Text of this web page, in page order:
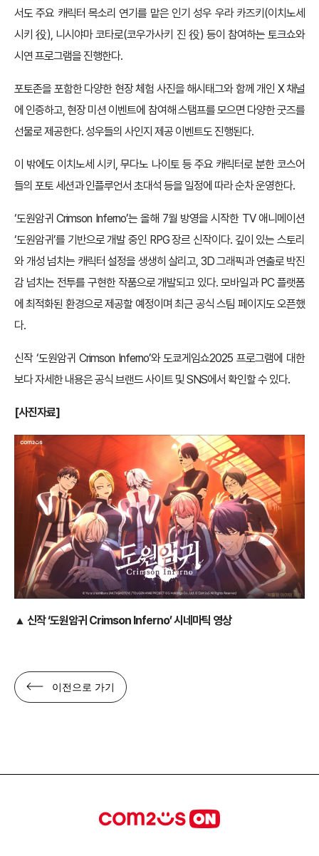
서도 주요 캐릭터 목소리 연기를 맡은 인기 성우 우라 카즈키(이치노세
시키 役), 니시야마 코타로(코우가사키 진 役) 등이 참여하는 토크쇼와
시연 프로그램을 진행한다.
포토존을 포함한 다양한 현장 체험 사진을 해시태그와 함께 개인 X 채널
에 인증하고, 현장 미션 이벤트에 참여해 스탬프를 모으면 다양한 굿즈를
선물로 제공한다. 성우들의 사인지 제공 이벤트도 진행된다.
이 밖에도 이치노세 시키, 무다노 나이토 등 주요 캐릭터로 분한 코스어
들의 포토 세션과 인플루언서 초대석 등을 일정에 따라 순차 운영한다.
‘도원암귀 Crimson Inferno’는 올해 7월 방영을 시작한 TV 애니메이션
‘도원암귀’를 기반으로 개발 중인 RPG 장르 신작이다. 깊이 있는 스토리
와 개성 넘치는 캐릭터 설정을 생생히 살리고, 3D 그래픽과 연출로 박진
감 넘치는 전투를 구현한 작품으로 개발되고 있다. 모바일과 PC 플랫폼
에 최적화된 환경으로 제공할 예정이며 최근 공식 스팀 페이지도 오픈했
다.
신작 ‘도원암귀 Crimson Inferno’와 도쿄게임쇼2025 프로그램에 대한
보다 자세한 내용은 공식 브랜드 사이트 및 SNS에서 확인할 수 있다.
[사진자료]
▲ 신작 ‘도원암귀 Crimson Inferno’ 시네마틱 영상
이전으로 가기